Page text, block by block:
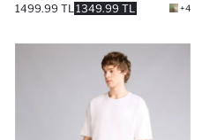
1349.99 TL
1499.99 TL +4